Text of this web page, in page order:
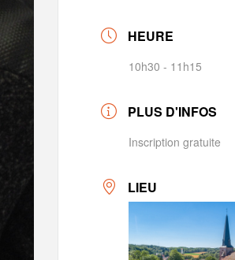
HEURE
10h30 - 11h15
PLUS D'INFOS
Inscription gratuite
LIEU